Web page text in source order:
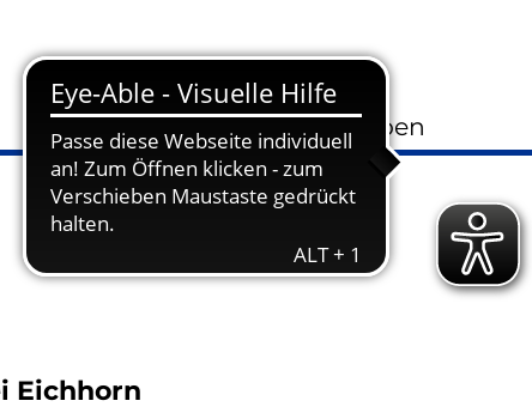
Kontakt Gesetzliche Vorgaben
Eichhorn